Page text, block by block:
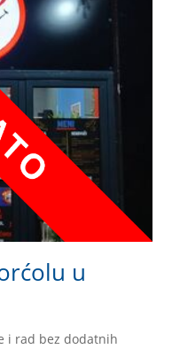
u
i rad bez dodatnih